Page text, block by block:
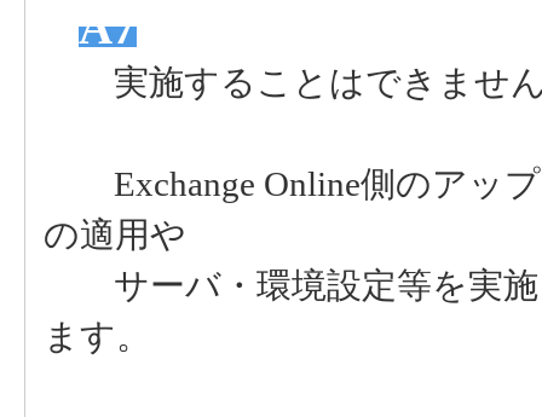
A7
実施することはできませ
Exchange Online側のアッ
の適用や
サーバ・環境設定等を実施
ます。